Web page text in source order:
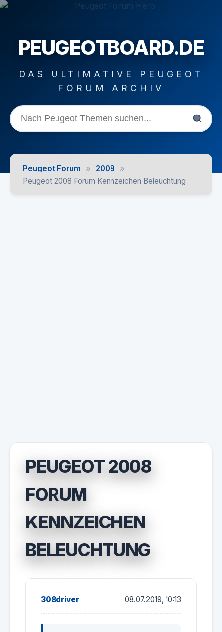
PEUGEOTBOARD.DE
DAS ULTIMATIVE PEUGEOT
FORUM ARCHIV
Peugeot Forum » 2008 »
Peugeot 2008 Forum Kennzeichen Beleuchtung
PEUGEOT 2008
FORUM
KENNZEICHEN
BELEUCHTUNG
308driver 08.07.2019, 10:13